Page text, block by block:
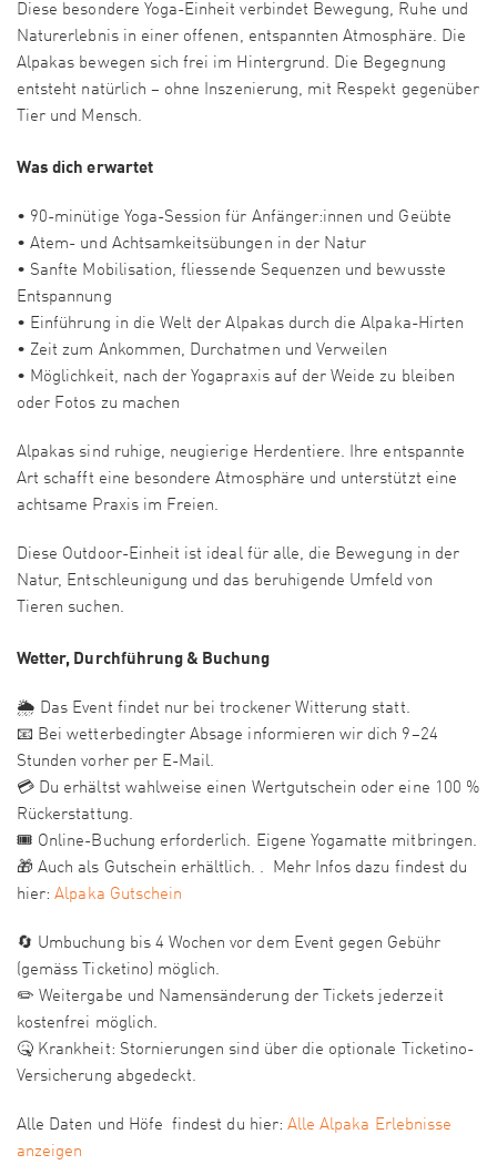
Diese besondere Yoga-Einheit verbindet Bewegung, Ruhe und
Naturerlebnis in einer offenen, entspannten Atmosphäre. Die
Alpakas bewegen sich frei im Hintergrund. Die Begegnung
entsteht natürlich – ohne Inszenierung, mit Respekt gegenüber
Tier und Mensch.
Was dich erwartet
• 90-minütige Yoga-Session für Anfänger:innen und Geübte
• Atem- und Achtsamkeitsübungen in der Natur
• Sanfte Mobilisation, fliessende Sequenzen und bewusste
Entspannung
• Einführung in die Welt der Alpakas durch die Alpaka-Hirten
• Zeit zum Ankommen, Durchatmen und Verweilen
• Möglichkeit, nach der Yogapraxis auf der Weide zu bleiben
oder Fotos zu machen
Alpakas sind ruhige, neugierige Herdentiere. Ihre entspannte
Art schafft eine besondere Atmosphäre und unterstützt eine
achtsame Praxis im Freien.
Diese Outdoor-Einheit ist ideal für alle, die Bewegung in der
Natur, Entschleunigung und das beruhigende Umfeld von
Tieren suchen.
Wetter, Durchführung & Buchung
🌦️ Das Event findet nur bei trockener Witterung statt.
📧 Bei wetterbedingter Absage informieren wir dich 9–24
Stunden vorher per E-Mail.
💳 Du erhältst wahlweise einen Wertgutschein oder eine 100 %
Rückerstattung.
🎟️ Online-Buchung erforderlich. Eigene Yogamatte mitbringen.
🎁 Auch als Gutschein erhältlich. . Mehr Infos dazu findest du
hier: Alpaka Gutschein
🔄 Umbuchung bis 4 Wochen vor dem Event gegen Gebühr
(gemäss Ticketino) möglich.
✏️ Weitergabe und Namensänderung der Tickets jederzeit
kostenfrei möglich.
🤒 Krankheit: Stornierungen sind über die optionale Ticketino-
Versicherung abgedeckt.
Alle Daten und Höfe findest du hier: Alle Alpaka Erlebnisse
anzeigen